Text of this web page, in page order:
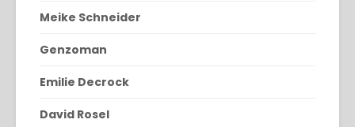
Meike Schneider
Genzoman
Emilie Decrock
David Rosel